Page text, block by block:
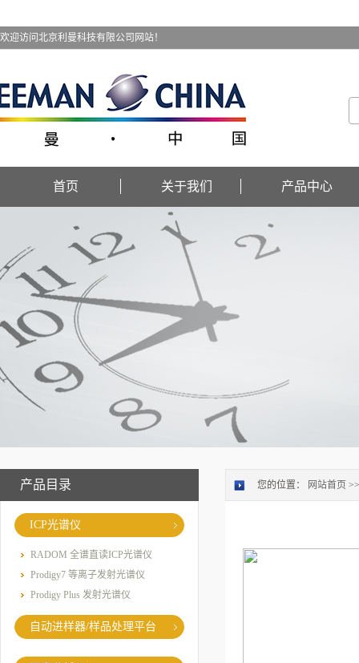
欢迎访问北京利曼科技有限公司网站！
首页 关于我们 产品中心
产品目录
ICP光谱仪
RADOM 全谱直读ICP光谱仪
Prodigy7 等离子发射光谱仪
Prodigy Plus 发射光谱仪
自动进样器/样品处理平台
您的位置： 网站首页